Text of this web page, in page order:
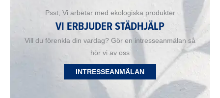
Psst, Vi arbetar med ekologiska produkter
VI ERBJUDER STÄDHJÄLP
Vill du förenkla din vardag? Gör en intresseanmälan så
hör vi av oss
INTRESSEANMÄLAN